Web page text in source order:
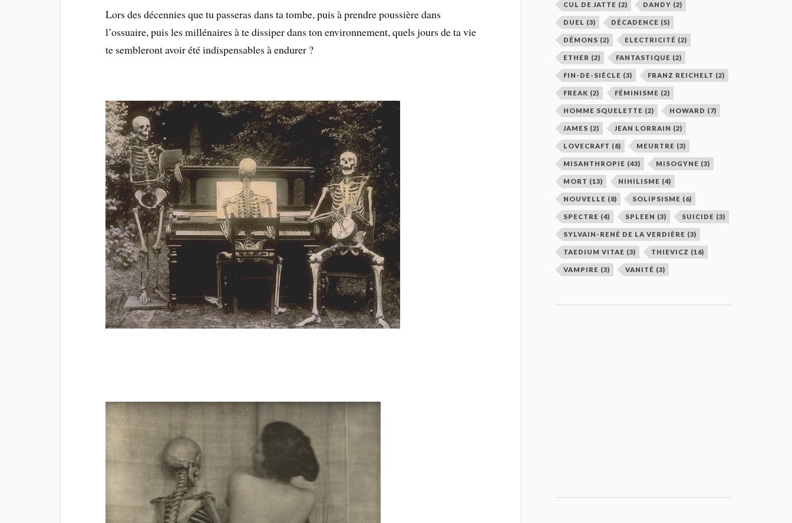
Lors des décennies que tu passeras dans ta tombe, puis à prendre poussière dans
l’ossuaire, puis les millénaires à te dissiper dans ton environnement, quels jours de ta vie
te sembleront avoir été indispensables à endurer ?
CUL DE JATTE (2) DANDY (2)
DUEL (3) DÉCADENCE (5)
DÉMONS (2) ELECTRICITÉ (2)
ETHER (2) FANTASTIQUE (2)
FIN-DE-SIÈCLE (3) FRANZ REICHELT (2)
FREAK (2) FÉMINISME (2)
HOMME SQUELETTE (2) HOWARD (7)
JAMES (2) JEAN LORRAIN (2)
LOVECRAFT (8) MEURTRE (3)
MISANTHROPIE (43) MISOGYNE (3)
MORT (13) NIHILISME (4)
NOUVELLE (8) SOLIPSISME (6)
SPECTRE (4) SPLEEN (3) SUICIDE (3)
SYLVAIN-RENÉ DE LA VERDIÈRE (3)
TAEDIUM VITAE (3) THIEVICZ (16)
VAMPIRE (3) VANITÉ (3)